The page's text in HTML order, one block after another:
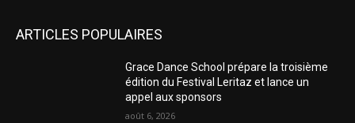
ARTICLES POPULAIRES
Grace Dance School prépare la troisième
édition du Festival Leritaz et lance un
appel aux sponsors
août 6, 2026